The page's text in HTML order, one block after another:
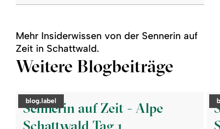
Mehr Insiderwissen von der Sennerin auf
Zeit in Schattwald.
Weitere Blogbeiträge
category:
blog.label
Sennerin auf Zeit - Alpe
Schattwald Tag 1
readmore:
Sennerin
auf
auf